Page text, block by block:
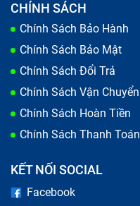
CHÍNH SÁCH
Chính Sách Bảo Hành
Chính Sách Bảo Mật
Chính Sách Đổi Trả
Chính Sách Vận Chuyển
Chính Sách Hoàn Tiền
Chính Sách Thanh Toán
KẾT NỐI SOCIAL
Facebook